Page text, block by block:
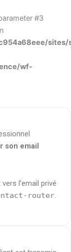
#3
wf-
son email
l’email privé
router